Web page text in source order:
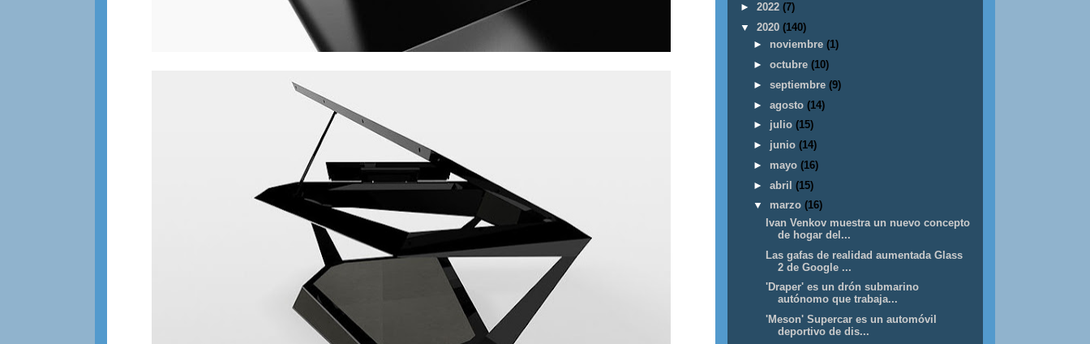
► 2022 (7)
▼
2020 (140)
► noviembre (1)
► octubre (10)
► septiembre (9)
► agosto (14)
► julio (15)
► junio (14)
► mayo (16)
► abril (15)
▼
marzo (16)
Ivan Venkov muestra un nuevo concepto
de hogar del...
Las gafas de realidad aumentada Glass
2 de Google ...
'Draper' es un drón submarino
autónomo que trabaja...
'Meson' Supercar es un automóvil
deportivo de dis...